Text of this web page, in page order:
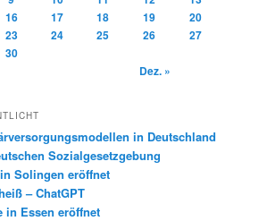
16 17 18 19
20
23 24 25 26
27
30
Dez. »
in Deutschland
Sozialgesetzgebung
Solingen eröffnet
– ChatGPT
in Essen eröffnet